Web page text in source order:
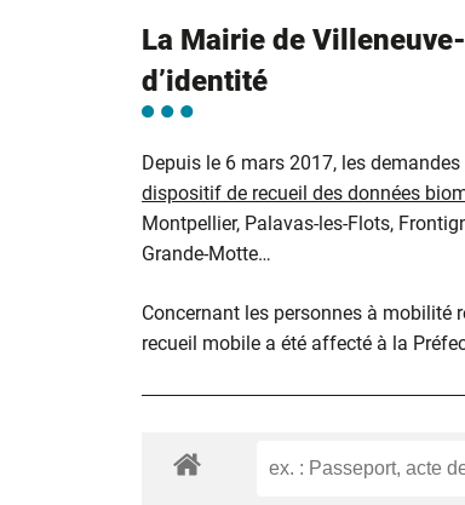
La Mairie de
d’identité
Depuis le 6 mars 2017, les
dispositif de recueil des données
Montpellier, Palavas-les-Flots,
Grande-Motte…
Concernant les personnes à mobilité
recueil mobile a été affecté à la